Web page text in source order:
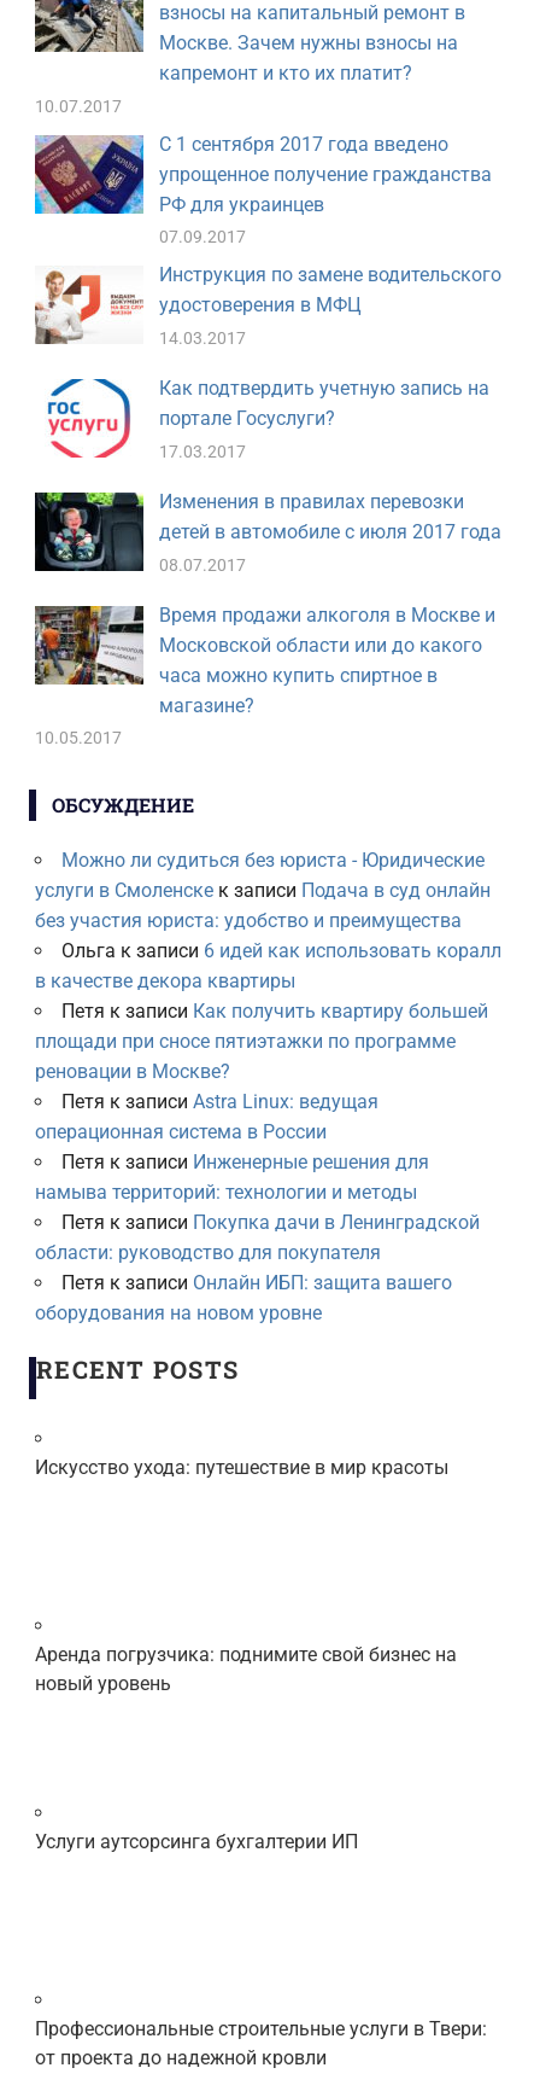
взносы на капитальный ремонт в
Москве. Зачем нужны взносы на
капремонт и кто их платит?
10.07.2017
С 1 сентября 2017 года введено
упрощенное получение гражданства
РФ для украинцев
07.09.2017
Инструкция по замене водительского
удостоверения в МФЦ
14.03.2017
Как подтвердить учетную запись на
портале Госуслуги?
17.03.2017
Изменения в правилах перевозки
детей в автомобиле с июля 2017 года
08.07.2017
Время продажи алкоголя в Москве и
Московской области или до какого
часа можно купить спиртное в
магазине?
10.05.2017
ОБСУЖДЕНИЕ
Можно ли судиться без юриста - Юридические
услуги в Смоленскек записи Подача в суд онлайн
без участия юриста: удобство и преимущества
Ольга к записи 6 идей как использовать коралл
в качестве декора квартиры
Петя к записи Как получить квартиру большей
площади при сносе пятиэтажки по программе
реновации в Москве?
Петя к записи Astra Linux: ведущая
операционная система в России
Петя к записи Инженерные решения для
намыва территорий: технологии и методы
Петя к записи Покупка дачи в Ленинградской
области: руководство для покупателя
Петя к записи Онлайн ИБП: защита вашего
оборудования на новом уровне
RECENT POSTS
Искусство ухода: путешествие в мир красоты
Аренда погрузчика: поднимите свой бизнес на
новый уровень
Услуги аутсорсинга бухгалтерии ИП
Профессиональные строительные услуги в Твери:
от проекта до надежной кровли